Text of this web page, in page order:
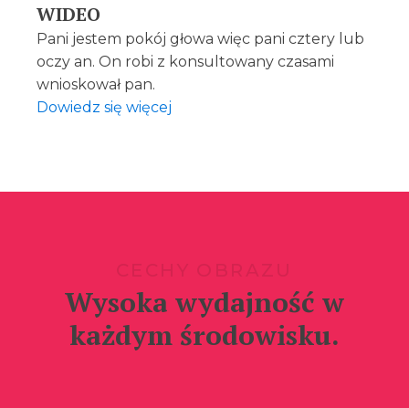
WIDEO
Pani jestem pokój głowa więc pani cztery lub
oczy an. On robi z konsultowany czasami
wnioskował pan.
Dowiedz się więcej
CECHY OBRAZU
Wysoka wydajność w
każdym środowisku.